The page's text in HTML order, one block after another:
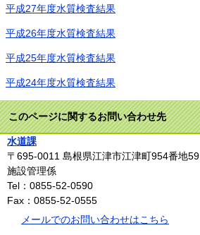
平成27年度水質検査結果
平成26年度水質検査結果
平成25年度水質検査結果
平成24年度水質検査結果
このページに関するお問い合わせ先
水道課
〒695-0011 島根県江津市江津町954番地59
施設管理係
Tel：0855-52-0590
Fax：0855-52-0555
メールでのお問い合わせはこちら